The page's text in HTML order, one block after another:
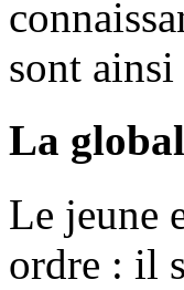
sont
La
Le jeune
ordre : il